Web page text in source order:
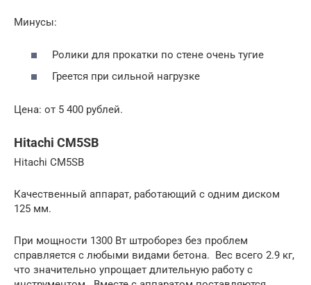
Минусы:
Ролики для прокатки по стене очень тугие
Греется при сильной нагрузке
Цена: от 5 400 рублей.
Hitachi CM5SB
Hitachi CM5SB
Качественный аппарат, работающий с одним диском
125 мм.
При мощности 1300 Вт штроборез без проблем
справляется с любыми видами бетона. Вес всего 2.9 кг,
что значительно упрощает длительную работу с